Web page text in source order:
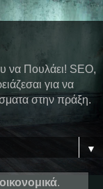
να Πουλάει! SEO,
για να
στην πράξη.
▼
οικονομικά.